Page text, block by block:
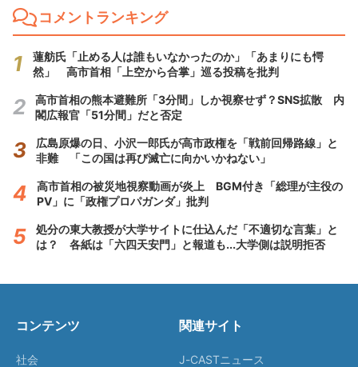
コメントランキング
蓮舫氏「止める人は誰もいなかったのか」「あまりにも愕
然」 高市首相「上空から合掌」巡る投稿を批判
高市首相の熊本避難所「3分間」しか視察せず？SNS拡散 内
閣広報官「51分間」だと否定
広島原爆の日、小沢一郎氏が高市政権を「戦前回帰路線」と
非難 「この国は再び滅亡に向かいかねない」
高市首相の被災地視察動画が炎上 BGM付き「総理が主役の
PV」に「政権プロパガンダ」批判
処分の東大教授が大学サイトに仕込んだ「不適切な言葉」と
は？ 各紙は「六四天安門」と報道も...大学側は説明拒否
コンテンツ
社会
関連サイト
J-CASTニュース